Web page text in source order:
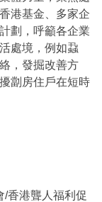
港基金、多家企
劃，呼籲各企業
處境，例如蝨
，發掘改善方
劏房住戶在短時
/香港聾人福利促